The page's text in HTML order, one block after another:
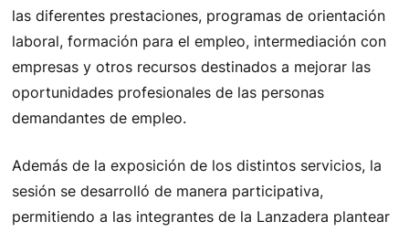
las diferentes prestaciones, programas de orientación
laboral, formación para el empleo, intermediación con
empresas y otros recursos destinados a mejorar las
oportunidades profesionales de las personas
demandantes de empleo.
Además de la exposición de los distintos servicios, la
sesión se desarrolló de manera participativa,
permitiendo a las integrantes de la Lanzadera plantear